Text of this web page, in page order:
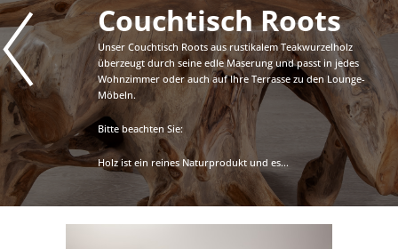
Couchtisch Roots
Unser Couchtisch Roots aus rustikalem Teakwurzelholz
überzeugt durch seine edle Maserung und passt in jedes
Wohnzimmer oder auch auf Ihre Terrasse zu den Lounge-
Möbeln.
Bitte beachten Sie:
Holz ist ein reines Naturprodukt und es...